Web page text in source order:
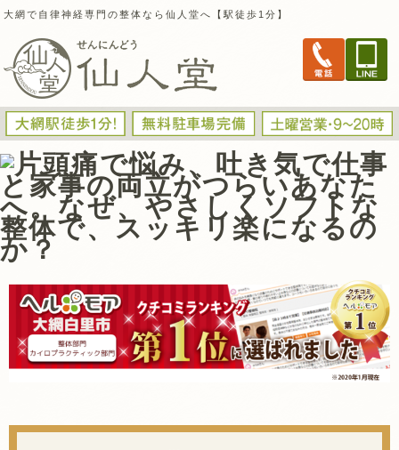
大網で自律神経専門の整体なら仙人堂へ【駅徒歩1分】